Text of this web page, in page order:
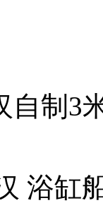
粉碎
制3
浴缸